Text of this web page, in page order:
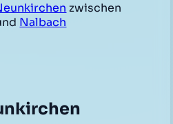
zwischen
Nalbach